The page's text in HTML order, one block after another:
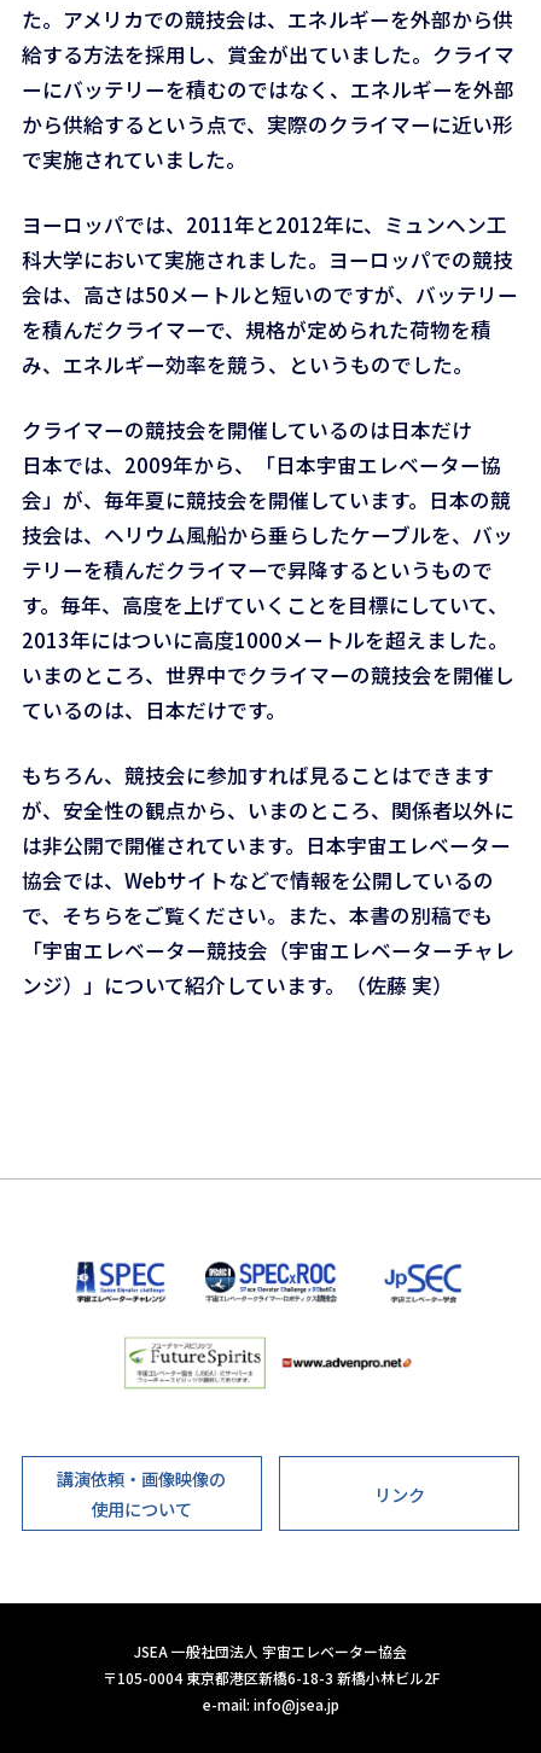
た。アメリカでの競技会は、エネルギーを外部から供
給する方法を採用し、賞金が出ていました。クライマ
ーにバッテリーを積むのではなく、エネルギーを外部
から供給するという点で、実際のクライマーに近い形
で実施されていました。
ヨーロッパでは、2011年と2012年に、ミュンヘン工
科大学において実施されました。ヨーロッパでの競技
会は、高さは50メートルと短いのですが、バッテリー
を積んだクライマーで、規格が定められた荷物を積
み、エネルギー効率を競う、というものでした。
クライマーの競技会を開催しているのは日本だけ
日本では、2009年から、「日本宇宙エレベーター協
会」が、毎年夏に競技会を開催しています。日本の競
技会は、ヘリウム風船から垂らしたケーブルを、バッ
テリーを積んだクライマーで昇降するというもので
す。毎年、高度を上げていくことを目標にしていて、
2013年にはついに高度1000メートルを超えました。
いまのところ、世界中でクライマーの競技会を開催し
ているのは、日本だけです。
もちろん、競技会に参加すれば見ることはできます
が、安全性の観点から、いまのところ、関係者以外に
は非公開で開催されています。日本宇宙エレベーター
協会では、Webサイトなどで情報を公開しているの
で、そちらをご覧ください。また、本書の別稿でも
「宇宙エレベーター競技会（宇宙エレベーターチャレ
ンジ）」について紹介しています。（佐藤 実）
講演依頼・画像映像の
使用について
リンク
JSEA 一般社団法人 宇宙エレベーター協会
〒105-0004 東京都港区新橋6-18-3 新橋小林ビル2F
e-mail: info@jsea.jp